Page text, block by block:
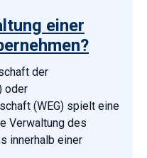
einer
der
oder
(WEG) spielt eine
Verwaltung des
innerhalb einer